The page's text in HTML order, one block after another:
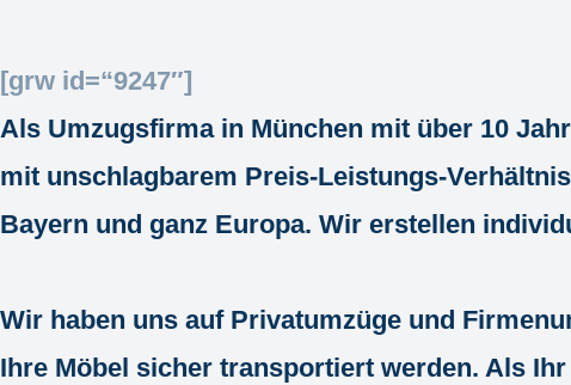
[grw id=“9247″]
Als Umzugsfirma in München mit über 10
mit unschlagbarem Preis-Leistungs-
Bayern und ganz Europa. Wir erstellen
Wir haben uns auf Privatumzüge und
Ihre Möbel sicher transportiert werden. Als